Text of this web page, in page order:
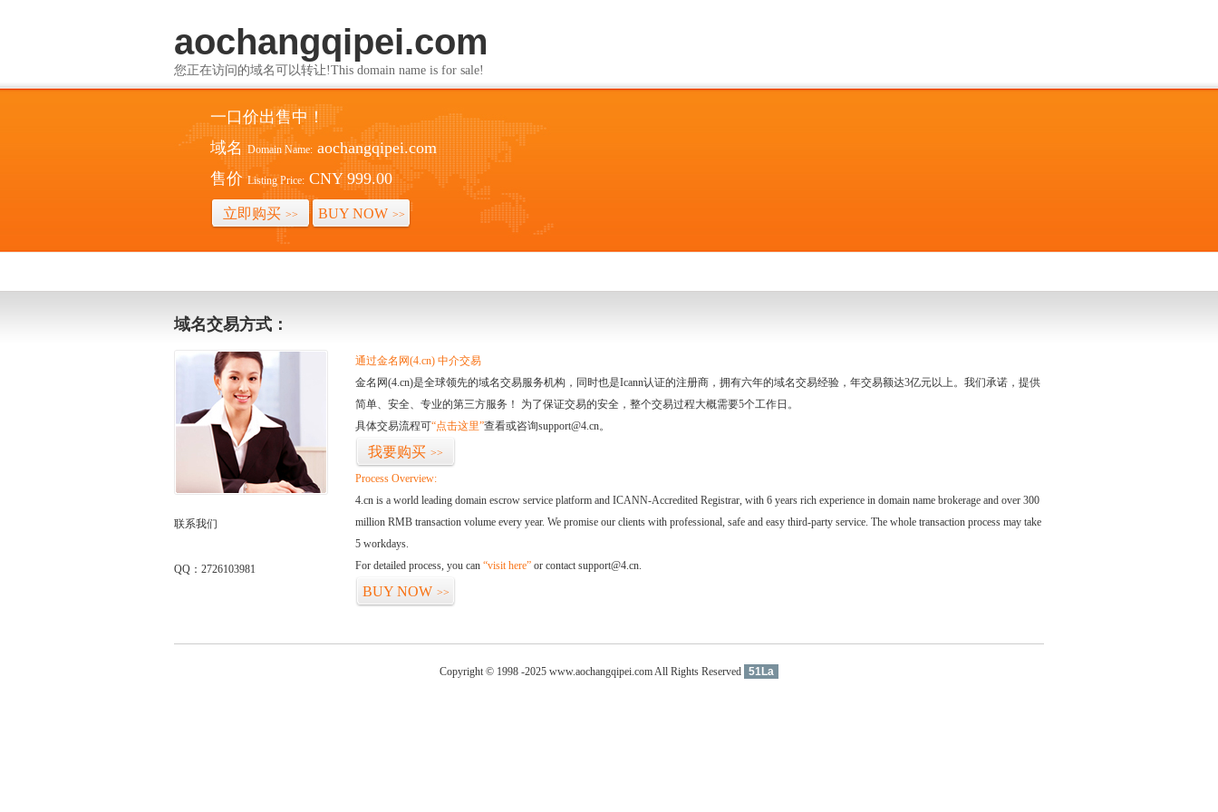
aochangqipei.com
您正在访问的域名可以转让!This domain name is for sale!
一口价出售中！
域名 Domain Name: aochangqipei.com
售价 Listing Price: CNY 999.00
立即购买 >> BUY NOW >>
域名交易方式：
联系我们
QQ：2726103981
通过金名网(4.cn) 中介交易
金名网(4.cn)是全球领先的域名交易服务机构，同时也是Icann认证的注册商，拥有六年的域名交易经验，年交易额达3亿元以上。我们承诺，提供
简单、安全、专业的第三方服务！ 为了保证交易的安全，整个交易过程大概需要5个工作日。
具体交易流程可“点击这里”查看或咨询support@4.cn。
我要购买 >>
Process Overview:
4.cn is a world leading domain escrow service platform and ICANN-Accredited Registrar, with 6 years rich experience in domain name brokerage and over 300
million RMB transaction volume every year. We promise our clients with professional, safe and easy third-party service. The whole transaction process may take
5 workdays.
For detailed process, you can “visit here” or contact support@4.cn.
BUY NOW >>
Copyright © 1998 -2025 www.aochangqipei.com All Rights Reserved 51La